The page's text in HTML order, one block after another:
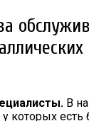
В
которых есть